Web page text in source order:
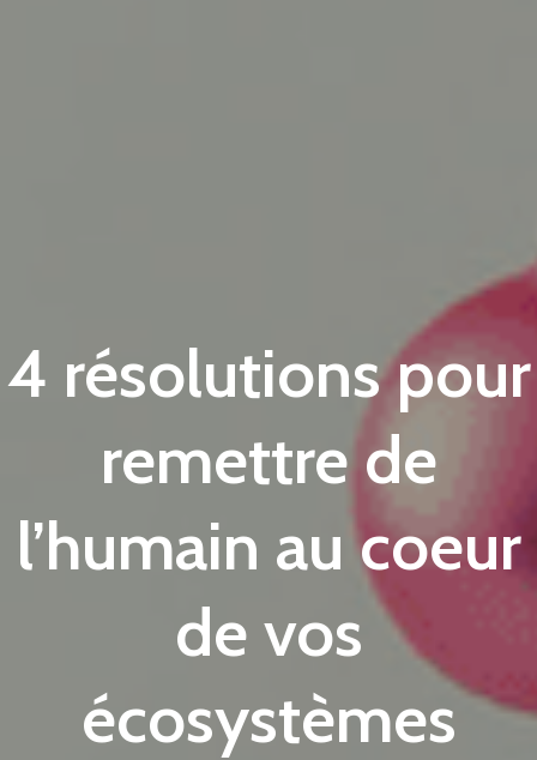
4 résolutions pour
remettre de
l’humain au coeur
de vos
écosystèmes